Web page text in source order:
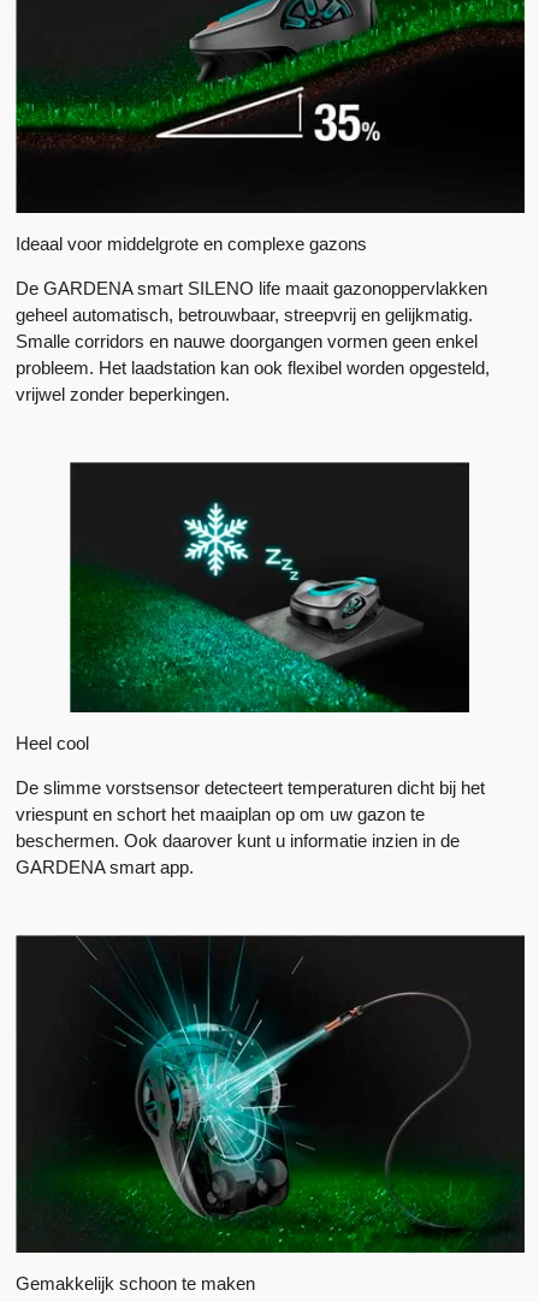
Ideaal voor middelgrote en complexe gazons
De GARDENA smart SILENO life maait gazonoppervlakken
geheel automatisch, betrouwbaar, streepvrij en gelijkmatig.
Smalle corridors en nauwe doorgangen vormen geen enkel
probleem. Het laadstation kan ook flexibel worden opgesteld,
vrijwel zonder beperkingen.
Heel cool
De slimme vorstsensor detecteert temperaturen dicht bij het
vriespunt en schort het maaiplan op om uw gazon te
beschermen. Ook daarover kunt u informatie inzien in de
GARDENA smart app.
Gemakkelijk schoon te maken